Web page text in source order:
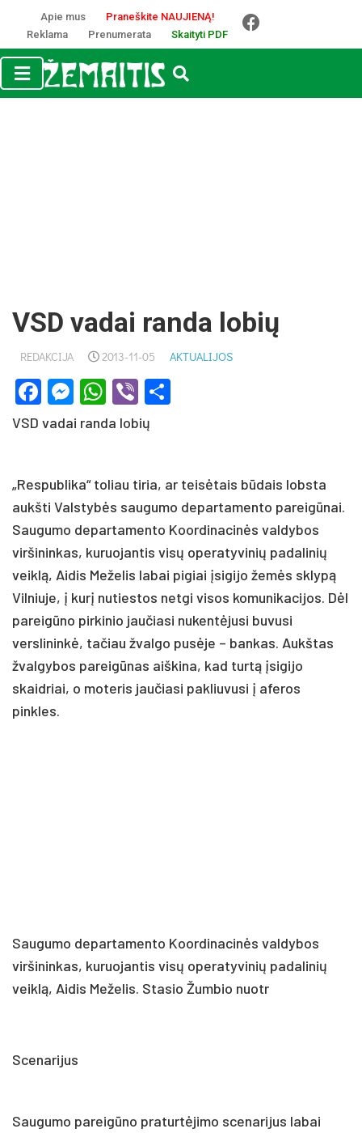
Apie mus
Praneškite NAUJIENĄ!
Reklama
Prenumerata Skaityti PDF
VSD vadai randa lobių
REDAKCIJA 2013-11-05 AKTUALIJOS
Facebook
Messenger
WhatsApp
Viber
VSD vadai randa lobių
„Respublika“ toliau tiria, ar teisėtais būdais lobsta
aukšti Valstybės saugumo departamento pareigūnai.
Saugumo departamento Koordinacinės valdybos
viršininkas, kuruojantis visų operatyvinių padalinių
veiklą, Aidis Meželis labai pigiai įsigijo žemės sklypą
Vilniuje, į kurį nutiestos netgi visos komunikacijos. Dėl
pareigūno pirkinio jaučiasi nukentėjusi buvusi
verslininkė, tačiau žvalgo pusėje – bankas. Aukštas
žvalgybos pareigūnas aiškina, kad turtą įsigijo
skaidriai, o moteris jaučiasi pakliuvusi į aferos
pinkles.
Saugumo departamento Koordinacinės valdybos
viršininkas, kuruojantis visų operatyvinių padalinių
veiklą, Aidis Meželis. Stasio Žumbio nuotr
Scenarijus
Saugumo pareigūno praturtėjimo scenarijus labai